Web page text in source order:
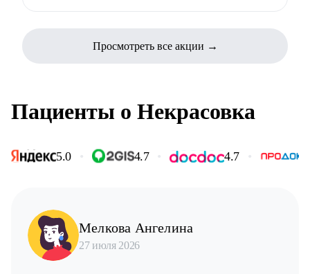
Просмотреть все акции →
Пациенты о Некрасовка
5.0 4.7 4.7
Мелкова Ангелина
27 июля 2026